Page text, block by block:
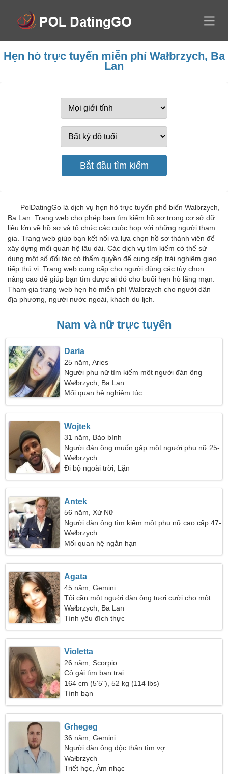
Hẹn hò trực tuyến miễn phí Wałbrzych, Ba
Lan
PolDatingGo là dịch vụ hẹn hò trực tuyến phổ biến Wałbrzych,
Ba Lan. Trang web cho phép bạn tìm kiếm hồ sơ trong cơ sở dữ
liệu lớn về hồ sơ và tổ chức các cuộc họp với những người tham
gia. Trang web giúp bạn kết nối và lựa chọn hồ sơ thành viên để
xây dựng mối quan hệ lâu dài. Các dịch vụ tìm kiếm có thể sử
dụng một số đối tác có thẩm quyền để cung cấp trải nghiệm giao
tiếp thú vị. Trang web cung cấp cho người dùng các tùy chọn
nâng cao để giúp bạn tìm được ai đó cho buổi hẹn hò lãng mạn.
Tham gia trang web hẹn hò miễn phí Wałbrzych cho người dân
địa phương, người nước ngoài, khách du lịch.
Nam và nữ trực tuyến
Daria
25 năm, Aries
Người phụ nữ tìm kiếm một người đàn ông
Wałbrzych, Ba Lan
Mối quan hệ nghiêm túc
Wojtek
31 năm, Bảo bình
Người đàn ông muốn gặp một người phụ nữ 25-
31
Wałbrzych
Đi bộ ngoài trời, Lặn
Antek
56 năm, Xử Nữ
Người đàn ông tìm kiếm một phụ nữ cao cấp 47-
53
Wałbrzych
Mối quan hệ ngắn hạn
Agata
45 năm, Gemini
Tôi cần một người đàn ông tươi cười cho một
gia đình
Wałbrzych, Ba Lan
Tình yêu đích thực
Violetta
26 năm, Scorpio
Cô gái tìm bạn trai
164 cm (5'5"), 52 kg (114 lbs)
Tình bạn
Grhegeg
36 năm, Gemini
Người đàn ông độc thân tìm vợ
Wałbrzych
Triết học, Âm nhạc